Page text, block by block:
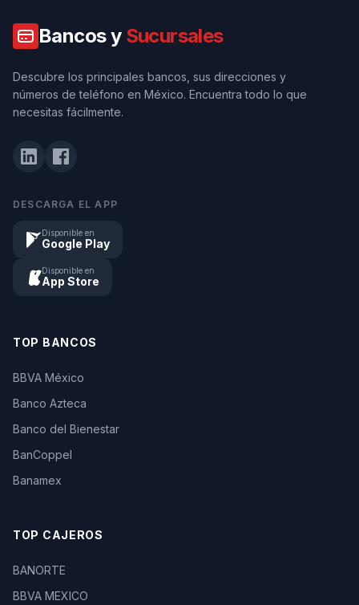
Bancos y Sucursales
Descubre los principales bancos, sus direcciones y
números de teléfono en México. Encuentra todo lo que
necesitas fácilmente.
DESCARGA EL APP
Disponible en
Google Play
Disponible en
App Store
TOP BANCOS
BBVA México
Banco Azteca
Banco del Bienestar
BanCoppel
Banamex
TOP CAJEROS
BANORTE
BBVA MEXICO